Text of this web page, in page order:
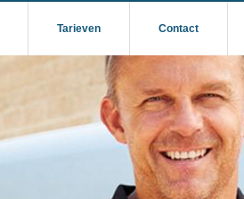
Tarieven Contact